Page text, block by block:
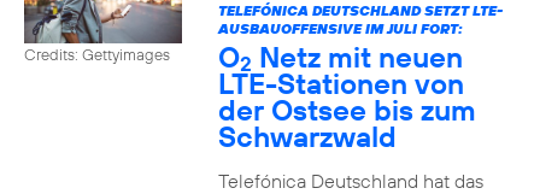
Credits: Gettyimages
TELEFÓNICA DEUTSCHLAND SETZT LTE-
AUSBAUOFFENSIVE IM JULI FORT:
O2 Netz mit neuen
LTE-Stationen von
der Ostsee bis zum
Schwarzwald
Telefónica Deutschland hat das